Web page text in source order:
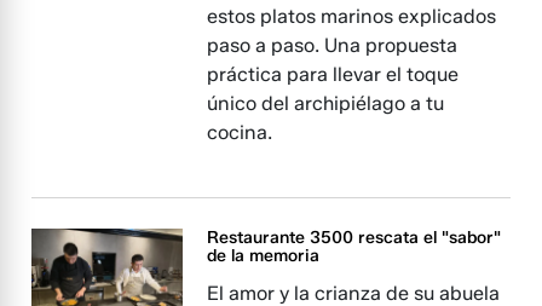
estos platos marinos explicados
paso a paso. Una propuesta
práctica para llevar el toque
único del archipiélago a tu
cocina.
Restaurante 3500 rescata el "sabor"
de la memoria
El amor y la crianza de su abuela